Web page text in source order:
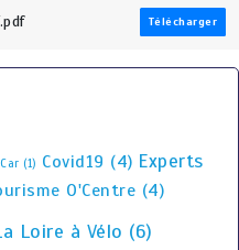
Télécharger
Car (1) Covid19 (4) Experts
O'Centre (4)
Loire à Vélo (6)